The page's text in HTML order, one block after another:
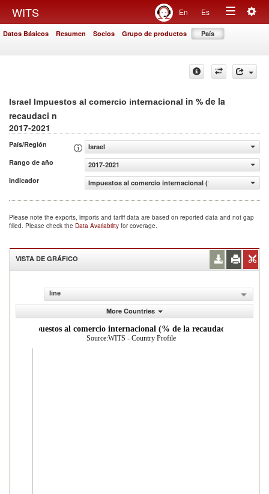
WITS En Es
Toggle
Datos Básicos Resumen Socios Grupo de productos País
Israel Impuestos al comercio internacional in % de la
recaudaci n
2017-2021
País/Región
Israel
Rango de año
2017-2021
Indicador
Impuestos al comercio internacional (% de la recaudaci
Please note the exports, imports and tariff data are based on reported data and not gap
filled. Please check the Data Availability for coverage.
VISTA DE GRÁFICO
line
More Countries
Impuestos al comercio internacional (% de la recaudaci n)
Source:WITS - Country Profile